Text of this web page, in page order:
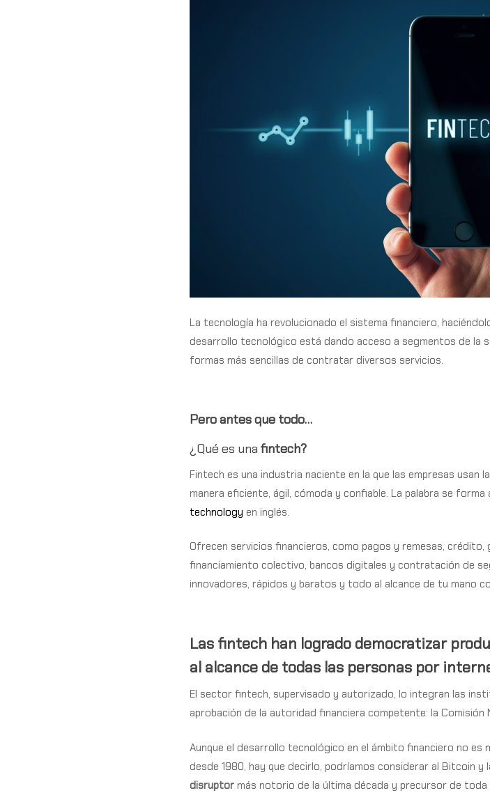
La tecnología ha revolucionado el sistema financiero,
desarrollo tecnológico está dando acceso a segmentos de la
formas más sencillas de contratar diversos servicios.
Pero antes que todo…
¿Qué es una fintech?
Fintech es una industria naciente en la que las empresas
manera eficiente, ágil, cómoda y confiable. La palabra se
technology en inglés.
Ofrecen servicios financieros, como pagos y remesas,
financiamiento colectivo, bancos digitales y contratación de
innovadores, rápidos y baratos y todo al alcance de tu mano
Las fintech han logrado democratizar
al alcance de todas las personas por
El sector fintech, supervisado y autorizado, lo integran las
aprobación de la autoridad financiera competente: la Comisión
Aunque el desarrollo tecnológico en el ámbito financiero no es
desde 1980, hay que decirlo, podríamos considerar al Bitcoin y
disruptor más notorio de la última década y precursor de